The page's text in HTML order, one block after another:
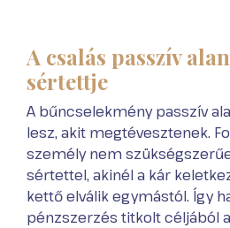
A csalás passzív
sértettje
A bűncselekmény passzív
lesz, akit megtévesztenek.
személy nem
sértettel, akinél a kár
kettő elválik egymástól. Így
pénzszerzés titkolt céljából